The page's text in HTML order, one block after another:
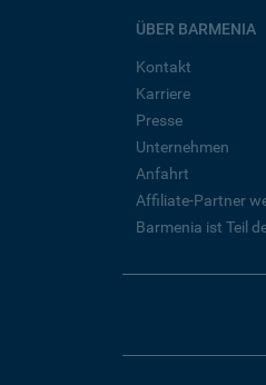
ÜBER BARMENIA
Kontakt
Karriere
Presse
Unternehmen
Anfahrt
Affiliate-Partner
Barmenia ist Teil